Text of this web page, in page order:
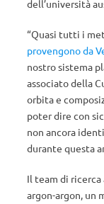
dell’università
“Quasi tutti i
provengono da
nostro sistema
associato della
orbita e
poter dire con
non ancora
durante questa
Il team di
argon-argon, un